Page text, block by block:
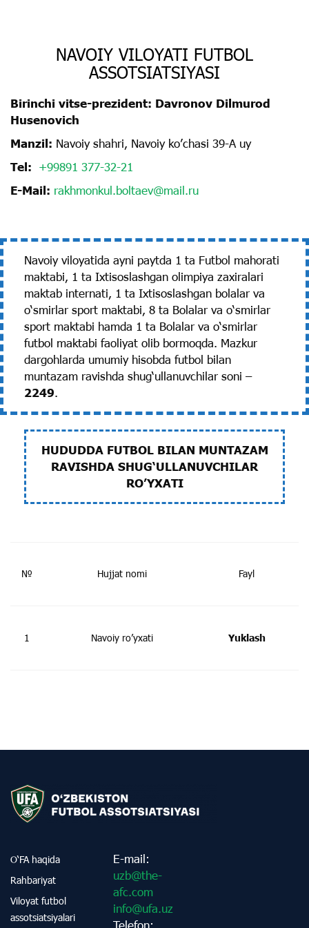
NAVOIY VILOYATI FUTBOL
ASSOTSIATSIYASI
Birinchi vitse-prezident: Davronov Dilmurod
Husenovich
Manzil: Navoiy shahri, Navoiy koʼchasi 39-A uy
Tel: +99891 377-32-21
E-Mail: rakhmonkul.boltaev@mail.ru
Navoiy viloyatida ayni paytda 1 ta Futbol mahorati
maktabi, 1 ta Ixtisoslashgan olimpiya zaxiralari
maktab internati, 1 ta Ixtisoslashgan bolalar va
o‘smirlar sport maktabi, 8 ta Bolalar va o‘smirlar
sport maktabi hamda 1 ta Bolalar va o‘smirlar
futbol maktabi faoliyat olib bormoqda. Mazkur
dargohlarda umumiy hisobda futbol bilan
muntazam ravishda shug‘ullanuvchilar soni –
2249.
HUDUDDA FUTBOL BILAN MUNTAZAM
RAVISHDA SHUG‘ULLANUVCHILAR
RO’YXATI
№ Hujjat nomi Fayl
1 Navoiy ro’yxati Yuklash
O‘FA haqida
Rahbariyat
Viloyat futbol
assotsiatsiyalari
E-mail:
uzb@the-
afc.com
info@ufa.uz
Telefon: